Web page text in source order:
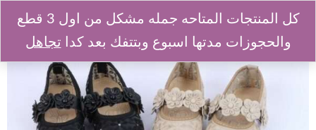
كل المنتجات المتاحه جمله مشكل من اول 3 قطع
والحجوزات مدتها اسبوع وبتتفك بعد كدا تجاهل